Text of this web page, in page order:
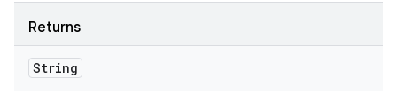
Returns
String